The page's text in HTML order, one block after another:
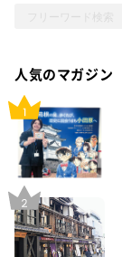
人気のマガジン